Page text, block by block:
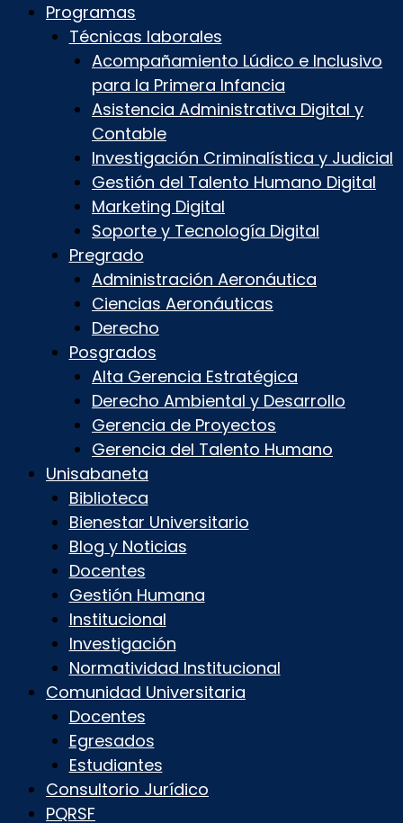
Programas
Técnicas laborales
Acompañamiento Lúdico e Inclusivo
para la Primera Infancia
Asistencia Administrativa Digital y
Contable
Investigación Criminalística y Judicial
Gestión del Talento Humano Digital
Marketing Digital
Soporte y Tecnología Digital
Pregrado
Administración Aeronáutica
Ciencias Aeronáuticas
Derecho
Posgrados
Alta Gerencia Estratégica
Derecho Ambiental y Desarrollo
Gerencia de Proyectos
Gerencia del Talento Humano
Unisabaneta
Biblioteca
Bienestar Universitario
Blog y Noticias
Docentes
Gestión Humana
Institucional
Investigación
Normatividad Institucional
Comunidad Universitaria
Docentes
Egresados
Estudiantes
Consultorio Jurídico
PQRSF